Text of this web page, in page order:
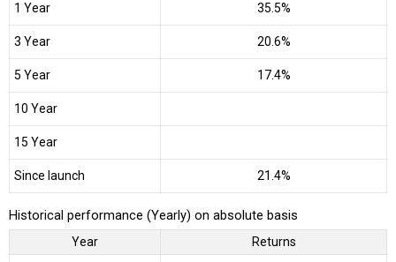
1 Year 35.5%
3 Year 20.6%
5 Year 17.4%
10 Year
15 Year
Since launch 21.4%
Historical performance (Yearly) on absolute basis
Year Returns